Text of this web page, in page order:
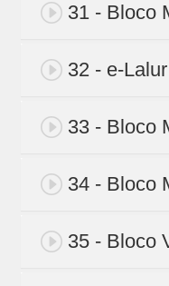
31 - Bloco
32 - e-
33 - Bloco
34 - Bloco
35 - Bloco